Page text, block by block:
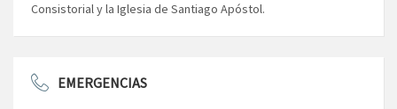
Consistorial y la Iglesia de Santiago Apóstol.
EMERGENCIAS